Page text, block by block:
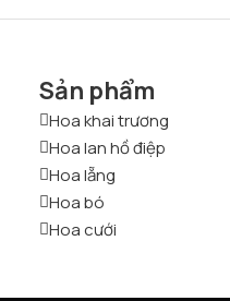
Sản phẩm
Hoa khai trương
Hoa lan hồ điệp
Hoa lẵng
Hoa bó
Hoa cưới